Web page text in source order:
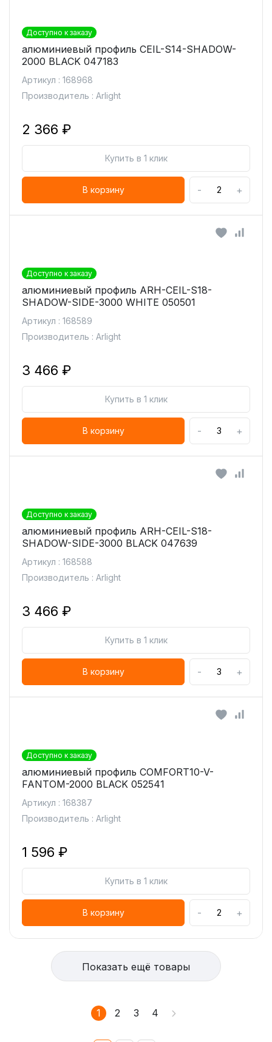
Доступно к заказу
алюминиевый профиль СEIL-S14-SHADOW-
2000 BLACK 047183
Артикул : 168968
Производитель : Arlight
2 366 ₽
Купить в 1 клик
В корзину - +
Доступно к заказу
алюминиевый профиль ARH-СEIL-S18-
SHADOW-SIDE-3000 WHITE 050501
Артикул : 168589
Производитель : Arlight
3 466 ₽
Купить в 1 клик
В корзину - +
Доступно к заказу
алюминиевый профиль ARH-СEIL-S18-
SHADOW-SIDE-3000 BLACK 047639
Артикул : 168588
Производитель : Arlight
3 466 ₽
Купить в 1 клик
В корзину - +
Доступно к заказу
алюминиевый профиль COMFORT10-V-
FANTOM-2000 BLACK 052541
Артикул : 168387
Производитель : Arlight
1 596 ₽
Купить в 1 клик
В корзину - +
Показать ещё товары
1 2 3 4